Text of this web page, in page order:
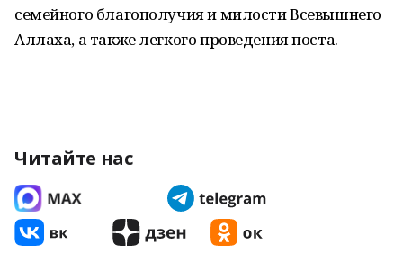
семейного благополучия и милости Всевышнего
Аллаха, а также легкого проведения поста.
Читайте нас